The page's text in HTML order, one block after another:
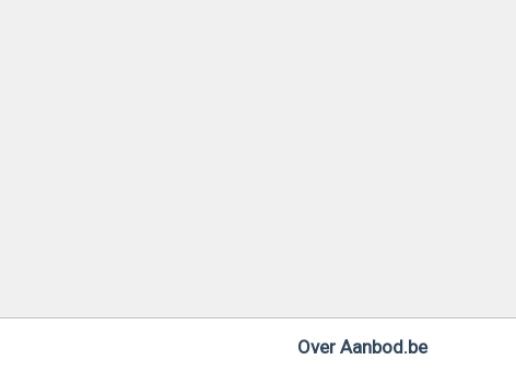
Over Aanbod.be